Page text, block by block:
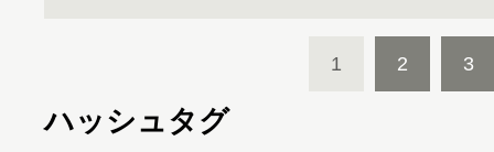
1 2 3
ハッシュタグ